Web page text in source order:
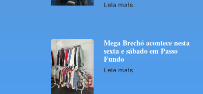
Leia mais
Mega Brechó acontece nesta
sexta e sábado em Passo
Fundo
Leia mais